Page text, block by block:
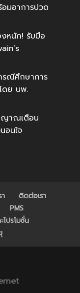
มอาการปวด
หนัก! รับมือ
กรณีศึกษาการ
ดย นพ.
ญาณเตือน
อนใจ
ติดต่อเรา
PMS
โปรโมชั่น